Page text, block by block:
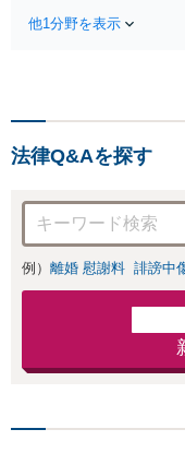
他1分野を表示
法律Q&Aを探す
例） 離婚 慰謝料 誹謗中